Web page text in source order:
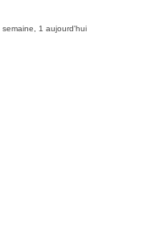
1 aujourd'hui